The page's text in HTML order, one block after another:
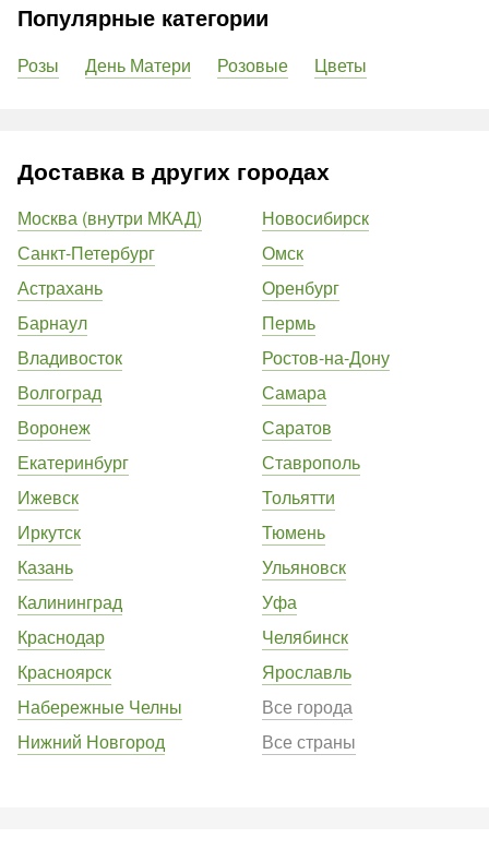
Популярные категории
Розы День Матери Розовые Цветы
Доставка в других городах
Москва (внутри МКАД)
Санкт-Петербург
Астрахань
Барнаул
Владивосток
Волгоград
Воронеж
Екатеринбург
Ижевск
Иркутск
Казань
Калининград
Краснодар
Красноярск
Набережные Челны
Нижний Новгород
Новосибирск
Омск
Оренбург
Пермь
Ростов-на-Дону
Самара
Саратов
Ставрополь
Тольятти
Тюмень
Ульяновск
Уфа
Челябинск
Ярославль
Все города
Все страны